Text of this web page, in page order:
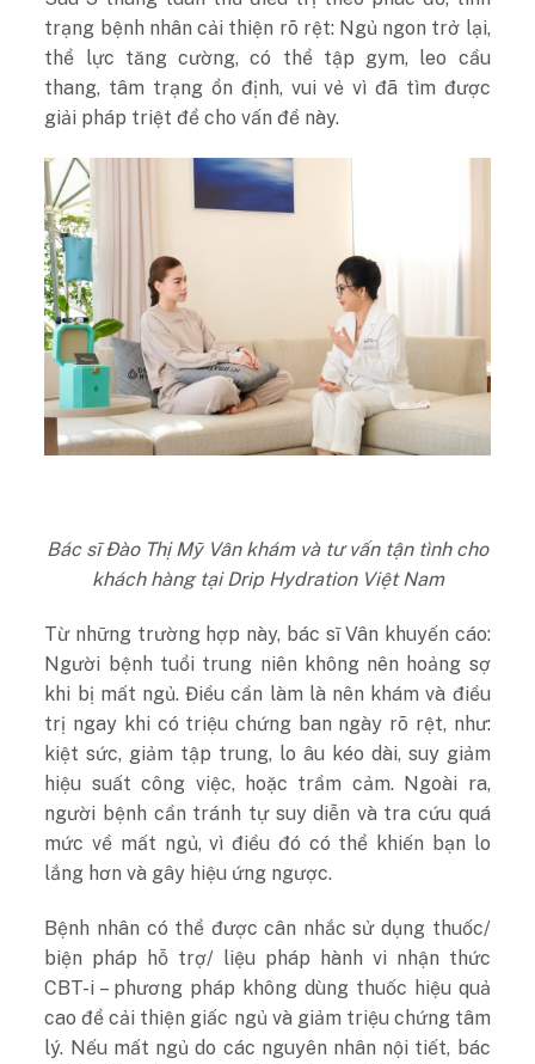
trạng bệnh nhân cải thiện rõ rệt: Ngủ ngon trở lại,
thể lực tăng cường, có thể tập gym, leo cầu
thang, tâm trạng ổn định, vui vẻ vì đã tìm được
giải pháp triệt để cho vấn đề này.
Bác sĩ Đào Thị Mỹ Vân khám và tư vấn tận tình cho
khách hàng tại Drip Hydration Việt Nam
Từ những trường hợp này, bác sĩ Vân khuyến cáo:
Người bệnh tuổi trung niên không nên hoảng sợ
khi bị mất ngủ. Điều cần làm là nên khám và điều
trị ngay khi có triệu chứng ban ngày rõ rệt, như:
kiệt sức, giảm tập trung, lo âu kéo dài, suy giảm
hiệu suất công việc, hoặc trầm cảm. Ngoài ra,
người bệnh cần tránh tự suy diễn và tra cứu quá
mức về mất ngủ, vì điều đó có thể khiến bạn lo
lắng hơn và gây hiệu ứng ngược.
Bệnh nhân có thể được cân nhắc sử dụng thuốc/
biện pháp hỗ trợ/ liệu pháp hành vi nhận thức
CBT-i – phương pháp không dùng thuốc hiệu quả
cao để cải thiện giấc ngủ và giảm triệu chứng tâm
lý​. Nếu mất ngủ do các nguyên nhân nội tiết, bác